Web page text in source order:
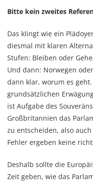
Bitte kein zweites
Das klingt wie ein
diesmal mit klaren
Stufen: Bleiben oder
Und dann: Norwegen
dann klar, worum es
grundsätzlichen
ist Aufgabe des
Großbritannien das
zu entscheiden, also
Fehler ergeben keine
Deshalb sollte die
Zeit geben, wie das